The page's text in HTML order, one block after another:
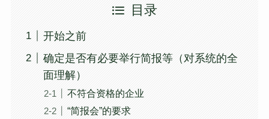
目录
开始之前
确定是否有必要举行简报等（对系统的全
面理解）
不符合资格的企业
“简报会”的要求